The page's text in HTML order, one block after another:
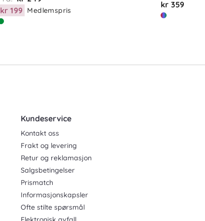
kr 199
Medlemspris
kr 359
Kundeservice
Kontakt oss
Frakt og levering
Retur og reklamasjon
Salgsbetingelser
Prismatch
Informasjonskapsler
Ofte stilte spørsmål